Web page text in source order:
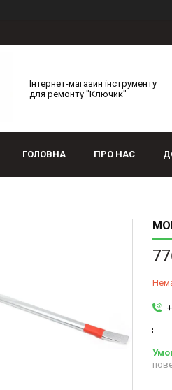
Інтернет-магазин інструменту
для ремонту "Ключик"
ГОЛОВНА ПРО НАС